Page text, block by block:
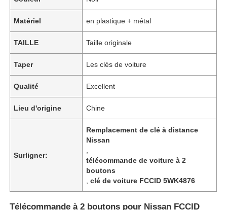
Matériel en plastique + métal
TAILLE Taille originale
Taper Les clés de voiture
Qualité Excellent
Lieu d'origine Chine
Surligner:
Remplacement de clé à distance
Nissan
télécommande de voiture à 2
boutons
,clé de voiture FCCID 5WK4876
Télécommande à 2 boutons pour Nissan FCCID